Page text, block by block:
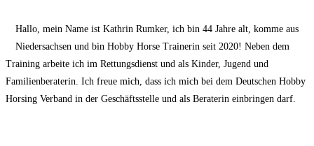
Hallo, mein Name ist Kathrin Rumker, ich bin 44 Jahre alt, komme aus
Niedersachsen und bin Hobby Horse Trainerin seit 2020! Neben dem
Training arbeite ich im Rettungsdienst und als Kinder, Jugend und
Familienberaterin. Ich freue mich, dass ich mich bei dem Deutschen Hobby
Horsing Verband in der Geschäftsstelle und als Beraterin einbringen darf.